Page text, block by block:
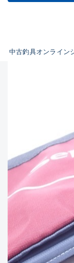
中古釣具オンライン
イ
イ
イ
イ
イ
イ
イ
イ